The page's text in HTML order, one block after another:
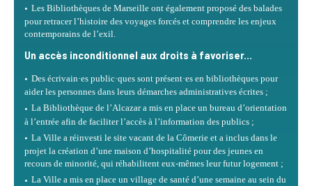
Les Bibliothèques de Marseille ont également proposé des balades
pour retracer l’histoire des voyages forcés et comprendre les enjeux
contemporains de l’exil.
Un accès inconditionnel aux droits à favoriser...
Des écrivain·es public·ques sont présent·es en bibliothèques pour
aider les personnes dans leurs démarches administratives écrites ;
La Bibliothèque de l’Alcazar a mis en place un bureau d’orientation
à l’entrée afin de faciliter l’accès à l’information des publics ;
La Ville a réinvesti le site vacant de la Cômerie et a inclus dans le
projet la création d’une maison d’hospitalité pour des jeunes en
recours de minorité, qui réhabilitent eux-mêmes leur futur logement ;
La Ville a mis en place un village de santé d’une semaine au sein du